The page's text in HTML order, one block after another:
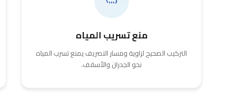
منع تسريب المياه
التركيب الصحيح لزاوية ومسار التصريف يمنع تسرب المياه
نحو الجدران والأسقف.